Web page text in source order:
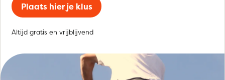
Plaats hier je klus
Altijd gratis en vrijblijvend